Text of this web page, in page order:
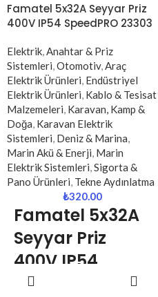
WAGO 5x2.5 – 4 mm buat
klemensi, elektrik tesisatlarında
hızlı ve düzenli şekilde
gerçekleştirmek için tasarlanmış
profesyonel bir bağlantı
elemanıdır.
NYA ve NYAF kablolar ile uyumlu
olan bu klemens, yaylı (vidasız)
bağlantı teknolojisi sayesinde
kabloları güçlü şekilde sabitler ve
temas kaybını önler. 5 girişli yapısı
ile özellikle dağıtım noktalarında
büyük kolaylık sağlar.
Famatel 5x32A Seyyar Priz
400V IP54 SpeedPRO 23303
Elektrik,Anahtar & Priz
Sistemleri,Otomotiv,Araç
Elektrik Ürünleri, Endüstriyel
Elektrik Ürünleri, Kablo & Tesisat
Malzemeleri, Karavan, Kamp &
Doğa, Karavan Elektrik
Sistemleri, Deniz & Marina,
Marin Akü & Enerji, Marin
Elektrik Sistemleri,Sigorta &
Pano Ürünleri, Tekne Aydınlatma
₺320.00
Famatel 5x32A
Seyyar Priz
400V IP54
SpeedPRO